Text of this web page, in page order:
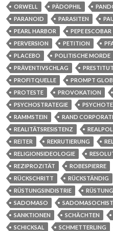
ORWELL
PÄDOPHIL
PARANOID
PARASITEN
PEARL HARBOR
PEPE ESCOBAR
PERVERSION
PETITION
PLACEBO
POLITISCHE MORDE
PRÄVENTIVSCHLAG
PROFITQUELLE
PROMPT
PROTESTE
PROVOKATION
PSYCHOSTRATEGIE
RAMMSTEIN
RAND
REALITÄTSRESISTENZ
REITER
REKRUTIERUNG
RELIGIONSIDEOLOGIE
REZIPROZITÄT
ROBESPIERRE
RÜCKSCHRITT
RÜCKSTÄNDIG
RÜSTUNGSINDISTRIE
SADOMASO
SANKTIONEN
SCHÄCHTEN
SCHICKSAL
SCHMETTERLING